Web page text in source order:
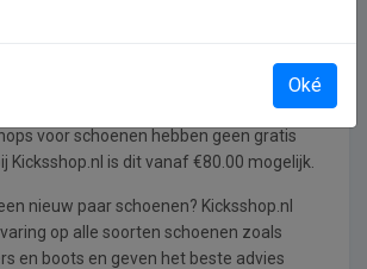
1 en 2 dagen heb jij jouw nieuwe paar al in
voor schoenen hebben geen gratis
Kicksshop.nl is dit vanaf €80.00 mogelijk.
nieuw paar schoenen? Kicksshop.nl
op alle soorten schoenen zoals
en boots en geven het beste advies
Oké